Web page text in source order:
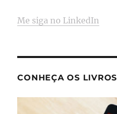
Me siga no LinkedIn
CONHEÇA OS LIVROS